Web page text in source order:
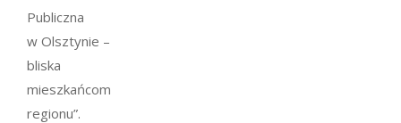
Publiczna
w Olsztynie –
bliska
mieszkańcom
regionu”.